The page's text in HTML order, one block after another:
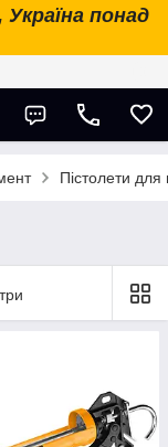
понад
Пістолети для